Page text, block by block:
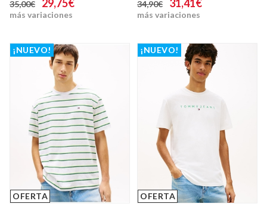
35,00€ 29,75€
más variaciones
34,90€ 31,41€
más variaciones
OFERTA
¡NUEVO!
OFERTA
¡NUEVO!